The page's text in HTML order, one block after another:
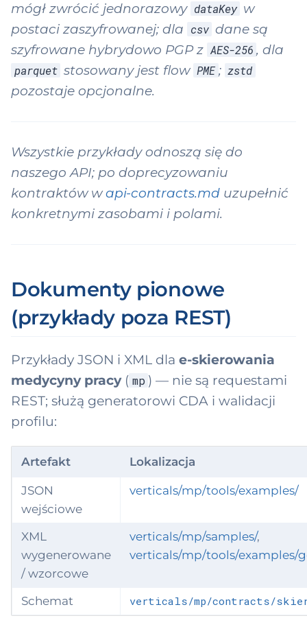
mógł zwrócić jednorazowy dataKey w
postaci zaszyfrowanej; dla csv dane są
szyfrowane hybrydowo PGP z AES-256 , dla
parquet stosowany jest flow PME ; zstd
pozostaje opcjonalne.
Wszystkie przykłady odnoszą się do
naszego API; po doprecyzowaniu
kontraktów wapi-contracts.md uzupełnić
konkretnymi zasobami i polami.
Dokumenty pionowe
(przykłady poza REST)
Przykłady JSON i XML dla e-skierowania
medycyny pracy( mp ) — nie są requestami
REST; służą generatorowi CDA i walidacji
profilu:
Artefakt Lokalizacja
JSON
wejściowe
verticals/mp/tools/examples/
XML
wygenerowane
/ wzorcowe
verticals/mp/samples/,
verticals/mp/tools/examples/
Schemat verticals/mp/contracts/